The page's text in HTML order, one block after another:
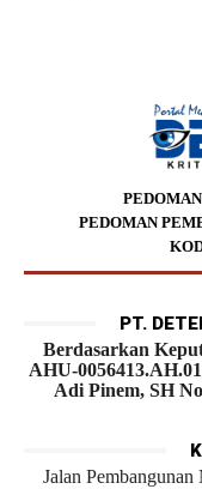
PEDOMAN
PT.
Berdasarkan
AHU-
Adi Pinem, SH
Jalan